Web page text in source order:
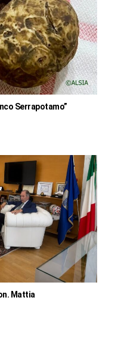
Serrapotamo”
Mattia